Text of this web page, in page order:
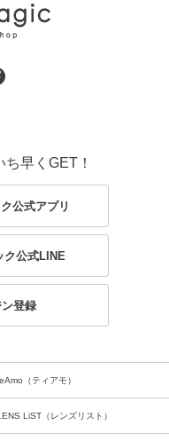
早くGET！
公式アプリ
ク公式LINE
ン登録
（ティアモ）
LiST（レンズリスト）